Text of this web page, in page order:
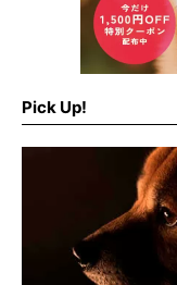
Pick Up!